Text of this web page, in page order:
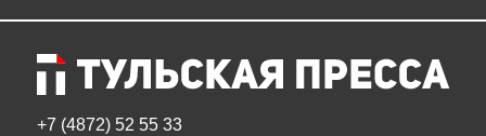
+7 (4872) 52 55 33